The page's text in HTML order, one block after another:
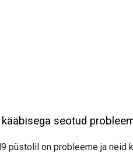
kääbisega seotud
püstolil on probleeme ja